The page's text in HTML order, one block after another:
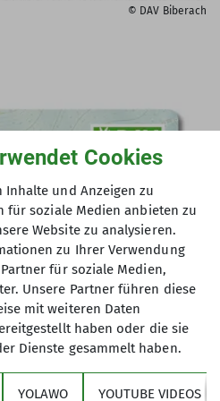
© DAV Biberach
© DAV
Cookies
Inhalte und Anzeigen zu
für soziale Medien anbieten zu
Website zu analysieren.
zu Ihrer Verwendung
für soziale Medien,
Unsere Partner führen diese
mit weiteren Daten
haben oder die sie
Dienste gesammelt haben.
YOLAWO YOUTUBE VIDEOS